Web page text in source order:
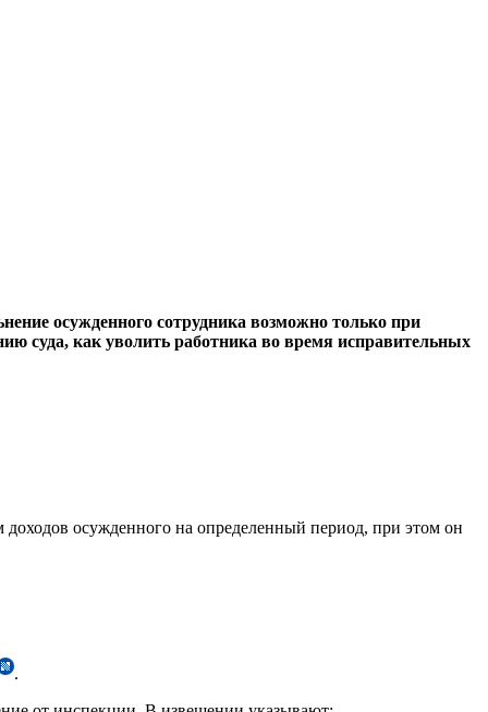
осужденного сотрудника возможно только при
суда, как уволить работника во время исправительных
доходов осужденного на определенный период, при этом он
.